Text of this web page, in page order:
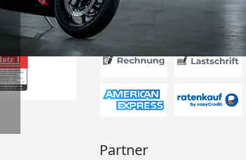
Akzeptierte
Partner